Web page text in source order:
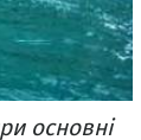
основні